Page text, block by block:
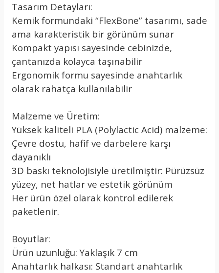
Tasarım Detayları:
Kemik formundaki “FlexBone” tasarımı, sade
ama karakteristik bir görünüm sunar
Kompakt yapısı sayesinde cebinizde,
çantanızda kolayca taşınabilir
Ergonomik formu sayesinde anahtarlık
olarak rahatça kullanılabilir
Malzeme ve Üretim:
Yüksek kaliteli PLA (Polylactic Acid) malzeme:
Çevre dostu, hafif ve darbelere karşı
dayanıklı
3D baskı teknolojisiyle üretilmiştir: Pürüzsüz
yüzey, net hatlar ve estetik görünüm
Her ürün özel olarak kontrol edilerek
paketlenir.
Boyutlar:
Ürün uzunluğu: Yaklaşık 7 cm
Anahtarlık halkası: Standart anahtarlık